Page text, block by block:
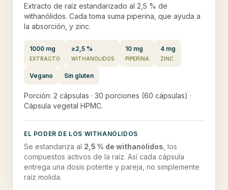
Extracto de raíz estandarizado al 2,5 % de
withanólidos. Cada toma suma piperina, que ayuda a
la absorción, y zinc.
1000 mg
EXTRACTO
≥2,5 %
WITHANÓLIDOS
10 mg
PIPERINA
4 mg
ZINC
Vegano Sin gluten
Porción: 2 cápsulas · 30 porciones (60 cápsulas) ·
Cápsula vegetal HPMC.
EL PODER DE LOS WITHANÓLIDOS
Se estandariza al 2,5 % de withanólidos , los
compuestos activos de la raíz. Así cada cápsula
entrega una dosis potente y pareja, no simplemente
raíz molida.